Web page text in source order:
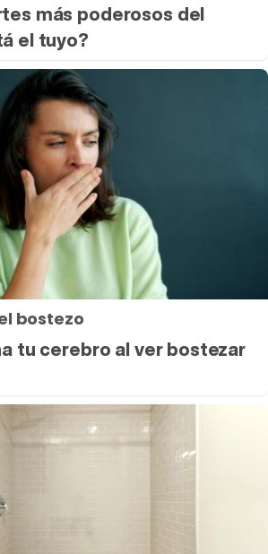
más poderosos del
el tuyo?
bostezo
tu cerebro al ver bostezar